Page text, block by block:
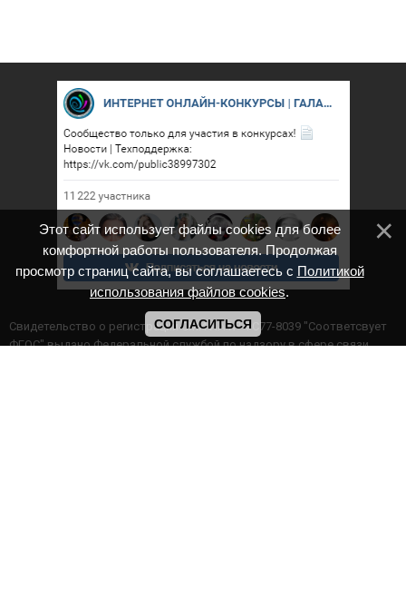
Cвидетельство о регистрации СМИ ИА № ФС77-8039 "Соответсвует
ФГОС" выдано Федеральной службой по надзору в сфере связи,
Этот сайт использует файлы cookies для более
комфортной работы пользователя. Продолжая
просмотр страниц сайта, вы соглашаетесь с Политикой
использования файлов cookies.
СОГЛАСИТЬСЯ